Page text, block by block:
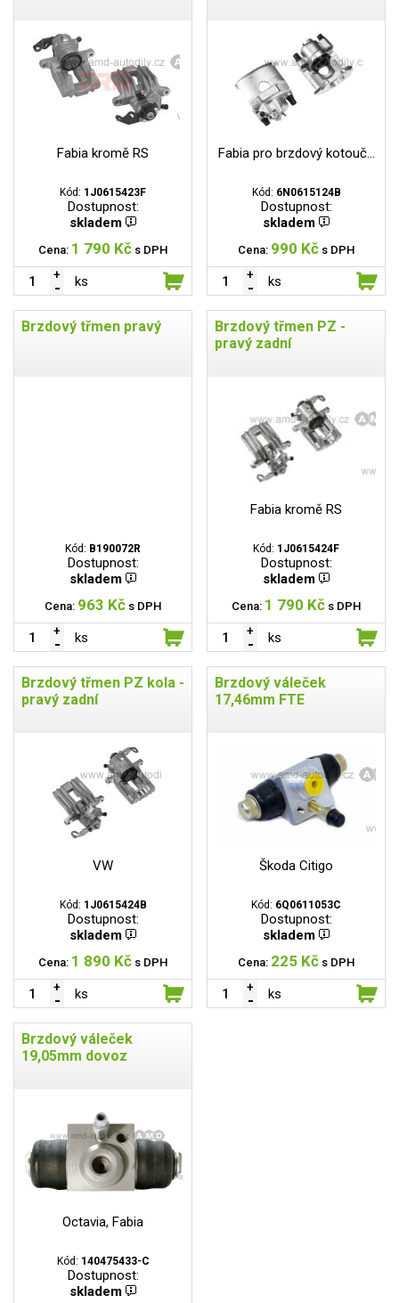
Fabia kromě RS
Kód: 1J0615423F
Dostupnost:
skladem
Cena: 1 790 Kč s DPH
ks
Fabia pro brzdový kotouč...
Kód: 6N0615124B
Dostupnost:
skladem
Cena: 990 Kč s DPH
ks
Brzdový třmen pravý
Kód: B190072R
Dostupnost:
skladem
Cena: 963 Kč s DPH
ks
Brzdový třmen PZ -
pravý zadní
Fabia kromě RS
Kód: 1J0615424F
Dostupnost:
skladem
Cena: 1 790 Kč s DPH
ks
Brzdový třmen PZ kola -
pravý zadní
VW
Kód: 1J0615424B
Dostupnost:
skladem
Cena: 1 890 Kč s DPH
ks
Brzdový váleček
17,46mm FTE
Škoda Citigo
Kód: 6Q0611053C
Dostupnost:
skladem
Cena: 225 Kč s DPH
ks
Brzdový váleček
19,05mm dovoz
Octavia, Fabia
Kód: 140475433-C
Dostupnost:
skladem